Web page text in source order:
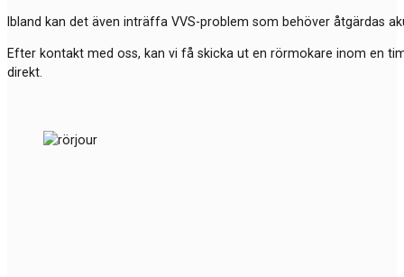
Ibland kan det även inträffa VVS-problem som behöver åtgärdas
Efter kontakt med oss, kan vi få skicka ut en rörmokare inom en
direkt.